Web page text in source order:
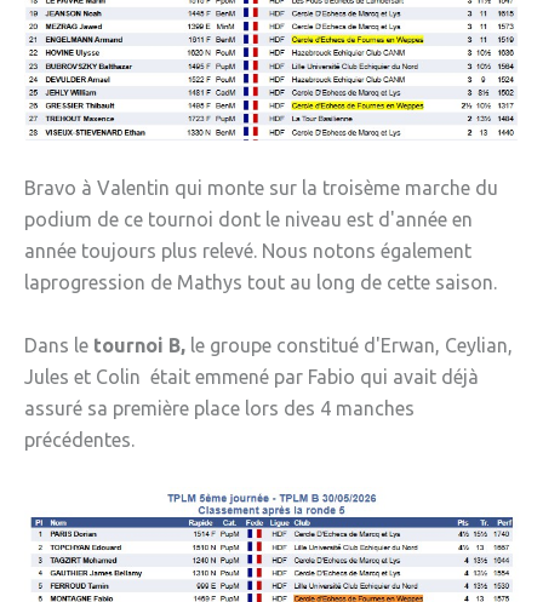
» Club de danse
» Club de football ESW
» Club de gym "La Jeanne d'Arc"
» Espace Forme Fournois
» GR en Weppes
» Krav maga
» PACCAP
» Tonic gym
» Weppes natation
» Service à domicile
» ADMR
Bravo à Valentin qui monte sur la troisème marche du
podium de ce tournoi dont le niveau est d'année en
année toujours plus relevé. Nous notons également
laprogression de Mathys tout au long de cette saison.
Dans le tournoi B, le groupe constitué d'Erwan, Ceylian,
Jules et Colin était emmené par Fabio qui avait déjà
assuré sa première place lors des 4 manches
précédentes.